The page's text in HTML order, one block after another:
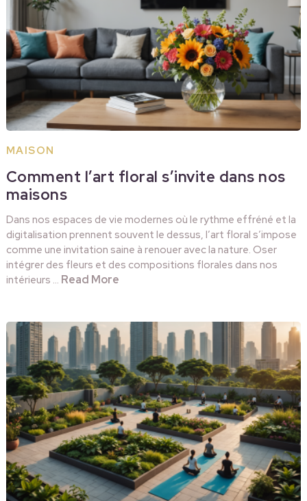
MAISON
Comment l’art floral s’invite dans nos
maisons
Dans nos espaces de vie modernes où le rythme effréné et la
digitalisation prennent souvent le dessus, l’art floral s’impose
comme une invitation saine à renouer avec la nature. Oser
intégrer des fleurs et des compositions florales dans nos
intérieurs … Read More